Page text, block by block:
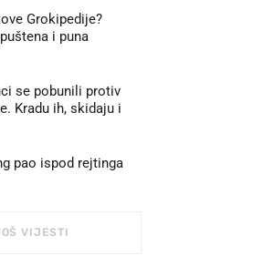
Grokipedije?
i puna
se pobunili protiv
Kradu ih, skidaju i
pao ispod rejtinga
VIJESTI